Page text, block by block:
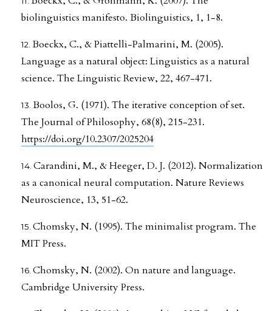
biolinguistics manifesto. Biolinguistics, 1, 1-8.
Boeckx, C., & Piattelli-Palmarini, M. (2005).
Language as a natural object: Linguistics as a natural
science. The Linguistic Review, 22, 467-471.
Boolos, G. (1971). The iterative conception of set.
The Journal of Philosophy, 68(8), 215-231.
https://doi.org/10.2307/2025204
Carandini, M., & Heeger, D. J. (2012). Normalization
as a canonical neural computation. Nature Reviews
Neuroscience, 13, 51-62.
Chomsky, N. (1995). The minimalist program. The
MIT Press.
Chomsky, N. (2002). On nature and language.
Cambridge University Press.